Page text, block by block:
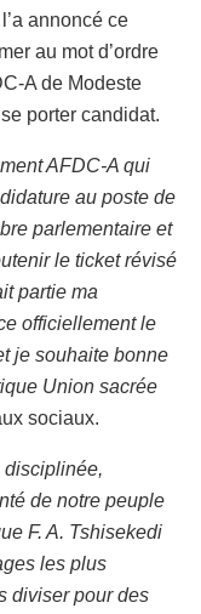
annoncé ce
au mot d’ordre
A de Modeste
porter candidat.
AFDC-A qui
au poste de
parlementaire et
le ticket révisé
partie ma
officiellement le
je souhaite bonne
Union sacrée
sociaux.
disciplinée,
de notre peuple
F. A. Tshisekedi
les plus
diviser pour des